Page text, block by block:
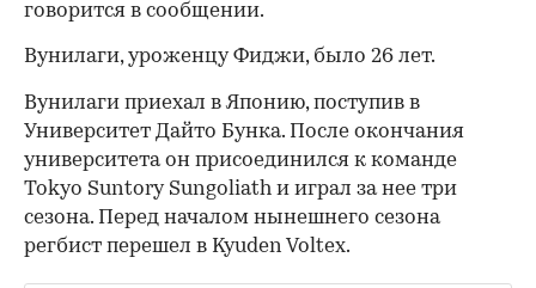
говорится в сообщении.
Вунилаги, уроженцу Фиджи, было 26 лет.
Вунилаги приехал в Японию, поступив в
Университет Дайто Бунка. После окончания
университета он присоединился к команде
Tokyo Suntory Sungoliath и играл за нее три
сезона. Перед началом нынешнего сезона
регбист перешел в Kyuden Voltex.